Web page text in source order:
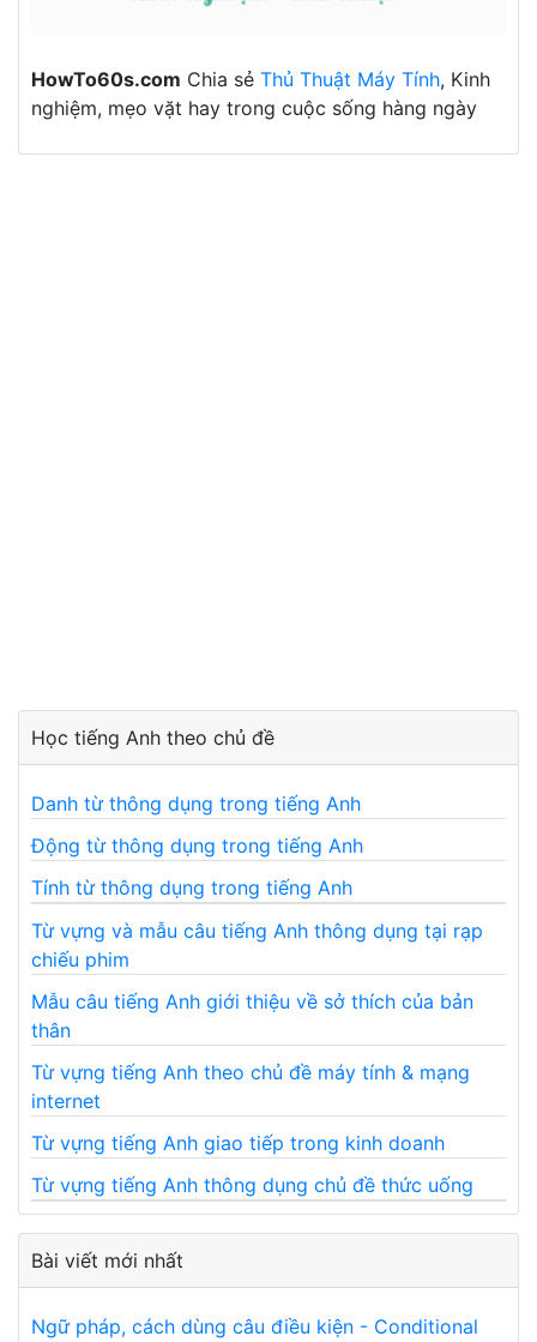
HowTo60s.com Chia sẻ Thủ Thuật Máy Tính, Kinh
nghiệm, mẹo vặt hay trong cuộc sống hàng ngày
Học tiếng Anh theo chủ đề
Danh từ thông dụng trong tiếng Anh
Động từ thông dụng trong tiếng Anh
Tính từ thông dụng trong tiếng Anh
Từ vựng và mẫu câu tiếng Anh thông dụng tại rạp
chiếu phim
Mẫu câu tiếng Anh giới thiệu về sở thích của bản
thân
Từ vựng tiếng Anh theo chủ đề máy tính & mạng
internet
Từ vựng tiếng Anh giao tiếp trong kinh doanh
Từ vựng tiếng Anh thông dụng chủ đề thức uống
Bài viết mới nhất
Ngữ pháp, cách dùng câu điều kiện - Conditional